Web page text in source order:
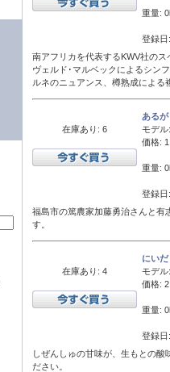
重量:
登録
南アフリカを代表するKWV社の
ヴェルド･マルベックによるシン
ルネのニュアンス、樽熟成によ
在庫あり: 6
ある
モデル:
価格:
重量:
登録
福島市の篤農家加藤勇治さんと有
す。
在庫あり: 4
にい
モデル:
価格:
重量:
登録
しぜんしゅの甘味が、生もとの
ださい。